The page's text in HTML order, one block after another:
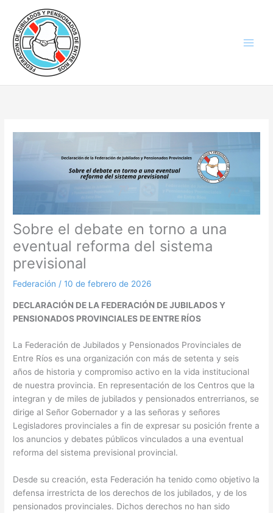
contenido
Sobre el debate en torno a una
eventual reforma del sistema
previsional
Federación /10 de febrero de 2026
DECLARACIÓN DE LA FEDERACIÓN DE JUBILADOS Y
PENSIONADOS PROVINCIALES DE ENTRE RÍOS
La Federación de Jubilados y Pensionados Provinciales de
Entre Ríos es una organización con más de setenta y seis
años de historia y compromiso activo en la vida institucional
de nuestra provincia. En representación de los Centros que la
integran y de miles de jubilados y pensionados entrerrianos, se
dirige al Señor Gobernador y a las señoras y señores
Legisladores provinciales a fin de expresar su posición frente a
los anuncios y debates públicos vinculados a una eventual
reforma del sistema previsional provincial.
Desde su creación, esta Federación ha tenido como objetivo la
defensa irrestricta de los derechos de los jubilados, y de los
pensionados provinciales. Dichos derechos no han sido